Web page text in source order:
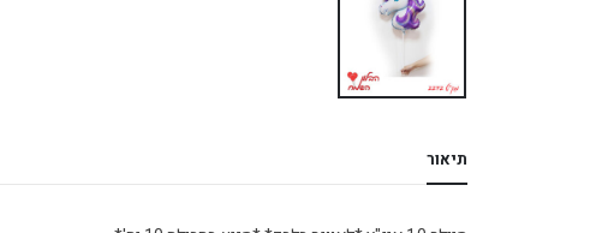
תיאור